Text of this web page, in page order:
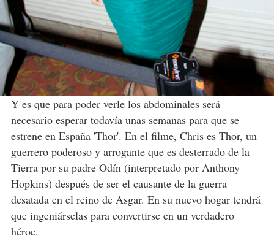
Y es que para poder verle los abdominales será
necesario esperar todavía unas semanas para que se
estrene en España 'Thor'. En el filme, Chris es Thor, un
guerrero poderoso y arrogante que es desterrado de la
Tierra por su padre Odín (interpretado por Anthony
Hopkins) después de ser el causante de la guerra
desatada en el reino de Asgar. En su nuevo hogar tendrá
que ingeniárselas para convertirse en un verdadero
héroe.